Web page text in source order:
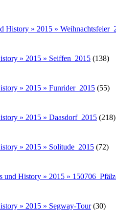
History » 2015 »
» 2015 » Seiffen_2015 (138)
» 2015 » Funrider_2015 (55)
» 2015 » Daasdorf_2015 (218)
» 2015 » Solitude_2015 (72)
und History » 2015 »
» 2015 » Segway-Tour (30)